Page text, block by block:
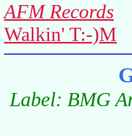
AFM Records
Walkin' T:-)M
Label: BMG